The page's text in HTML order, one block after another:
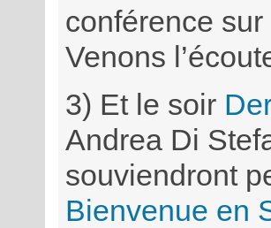
conférence
Venons
3) Et le soir
Andrea Di
souviendront
Bienvenue en